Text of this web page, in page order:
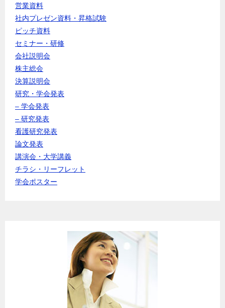
営業資料
社内プレゼン資料・昇格試験
ピッチ資料
セミナー・研修
会社説明会
株主総会
決算説明会
研究・学会発表
– 学会発表
– 研究発表
看護研究発表
論文発表
講演会・大学講義
チラシ・リーフレット
学会ポスター